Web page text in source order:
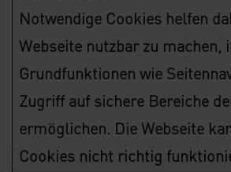
Notwendige Cookies helfen
Webseite nutzbar zu machen,
Grundfunktionen wie
Zugriff auf sichere Bereiche
ermöglichen. Die Webseite
Cookies nicht richtig